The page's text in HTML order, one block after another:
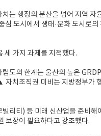
는 행정의 분산을 넘어 지역 자
도시에서 생태·문화 도시로
세 가지 과제를 지적했다.
립도의 한계는 울산의 높은
치조직권 미비는 지방정부가
티) 등 미래 신산업을 준비해
보장이 필요하다고 강조했다.